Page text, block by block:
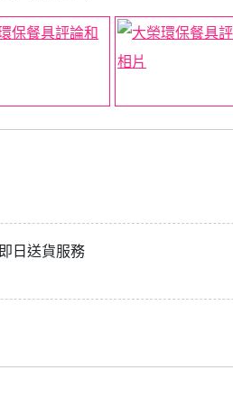
即日送貨服務